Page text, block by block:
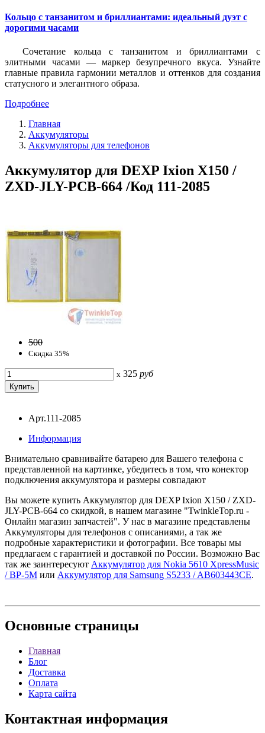
Кольцо с танзанитом и бриллиантами: идеальный дуэт с
дорогими часами
Сочетание кольца с танзанитом и бриллиантами с
элитными часами — маркер безупречного вкуса. Узнайте
главные правила гармонии металлов и оттенков для создания
статусного и элегантного образа.
Подробнее
Главная
Аккумуляторы
Аккумуляторы для телефонов
Аккумулятор для DEXP Ixion X150 /
ZXD-JLY-PCB-664 /Код 111-2085
500
Скидка 35%
x 325 руб
Арт.111-2085
Информация
Внимательно сравнивайте батарею для Вашего телефона с
представленной на картинке, убедитесь в том, что конектор
подключения аккумулятора и размеры совпадают
Вы можете купить Аккумулятор для DEXP Ixion X150 / ZXD-
JLY-PCB-664 со скидкой, в нашем магазине "TwinkleTop.ru -
Онлайн магазин запчастей". У нас в магазине представлены
Аккумуляторы для телефонов с описаниями, а так же
подробные характеристики и фотографии. Все товары мы
предлагаем с гарантией и доставкой по России. Возможно Вас
так же заинтересуют Аккумулятор для Nokia 5610 XpressMusic
/ BP-5M или Аккумулятор для Samsung S5233 / AB603443CE.
Основные страницы
Главная
Блог
Доставка
Оплата
Карта сайта
Контактная информация